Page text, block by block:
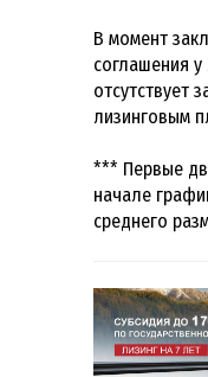
В момент
соглашения
отсутствует
лизинговым
*** Первые
начале
среднего